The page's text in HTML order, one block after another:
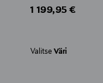
Original Price
1 199,95 €
ValitseVäri